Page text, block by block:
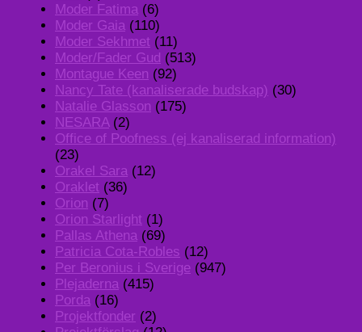
Moder Fatima (6)
Moder Gaia (110)
Moder Sekhmet (11)
Moder/Fader Gud (513)
Montague Keen (92)
Nancy Tate (kanaliserade budskap) (30)
Natalie Glasson (175)
NESARA(2)
Office of Poofness (ej kanaliserad information)
(23)
Orakel Sara (12)
Oraklet (36)
Orion (7)
Orion Starlight (1)
Pallas Athena (69)
Patricia Cota-Robles (12)
Per Beronius i Sverige (947)
Plejaderna (415)
Porda (16)
Projektfonder (2)